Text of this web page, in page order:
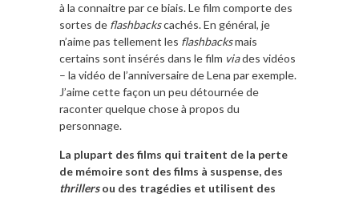
à la connaitre par ce biais. Le film comporte des
sortes de flashbackscachés. En général, je
n’aime pas tellement les flashbacksmais
certains sont insérés dans le film viades vidéos
– la vidéo de l’anniversaire de Lena par exemple.
J’aime cette façon un peu détournée de
raconter quelque chose à propos du
personnage.
La plupart des films qui traitent de la perte
de mémoire sont des films à suspense, des
thrillersou des tragédies et utilisent des